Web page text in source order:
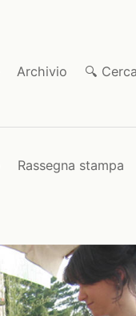
Archivio
🔍
Rassegna stampa